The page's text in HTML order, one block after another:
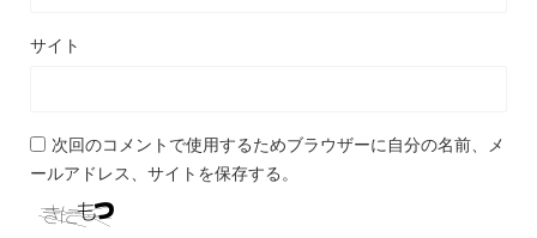
サイト
次回のコメントで使用するためブラウザーに自分の名前、メ
ールアドレス、サイトを保存する。